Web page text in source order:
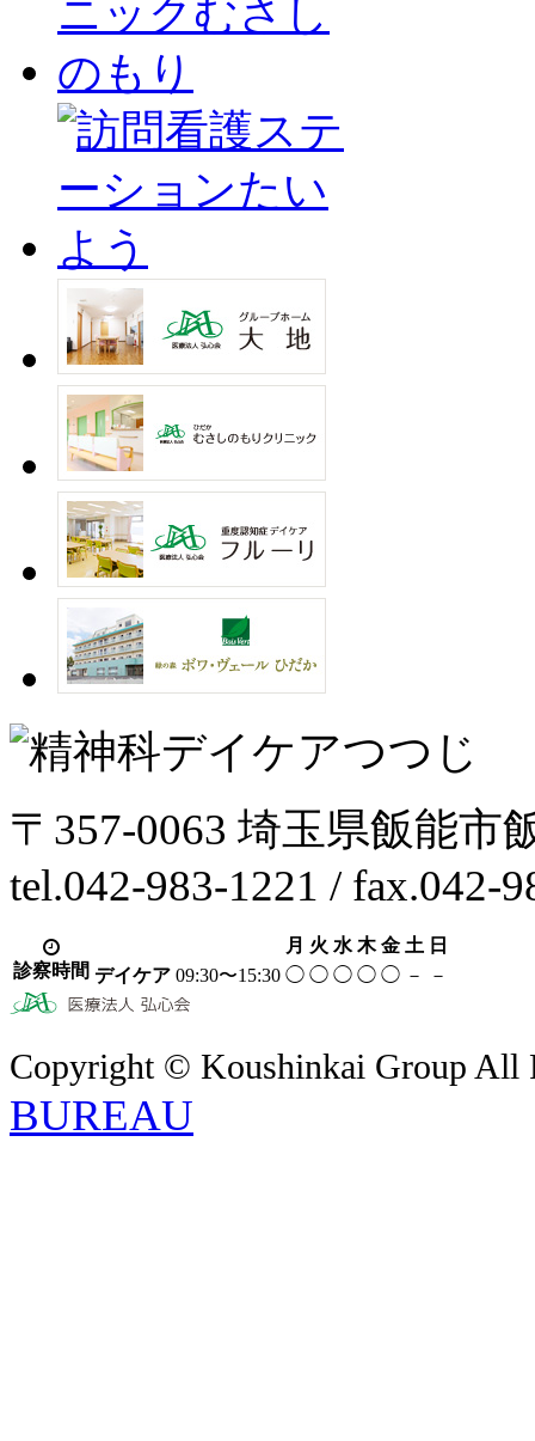
〒357-0063 埼玉県飯能市
tel.042-983-1221 / fax.042-
診察時間
月 火 水 木 金 土 日
デイケア 09:30〜15:30 ◯ ◯ ◯ ◯ ◯ － －
Copyright © Koushinkai Group All
BUREAU